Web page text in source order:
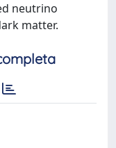
neutrino
matter.